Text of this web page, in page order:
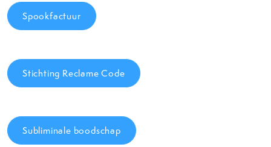
Spookfactuur
Stichting Reclame Code
Subliminale boodschap